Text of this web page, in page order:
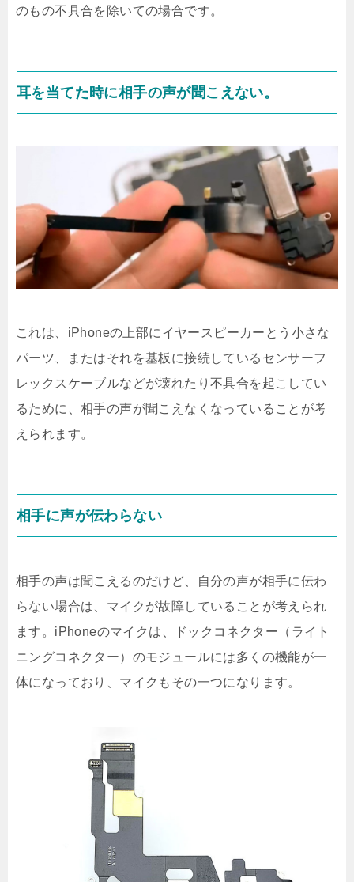
のもの不具合を除いての場合です。
耳を当てた時に相手の声が聞こえない。
これは、iPhoneの上部にイヤースピーカーとう小さな
パーツ、またはそれを基板に接続しているセンサーフ
レックスケーブルなどが壊れたり不具合を起こしてい
るために、相手の声が聞こえなくなっていることが考
えられます。
相手に声が伝わらない
相手の声は聞こえるのだけど、自分の声が相手に伝わ
らない場合は、マイクが故障していることが考えられ
ます。iPhoneのマイクは、ドックコネクター（ライト
ニングコネクター）のモジュールには多くの機能が一
体になっており、マイクもその一つになります。